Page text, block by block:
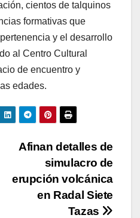
cientos de talquinos
formativas que
y el desarrollo
al Centro Cultural
de encuentro y
edades.
Afinan detalles de
simulacro de
erupción volcánica
en Radal Siete
Tazas